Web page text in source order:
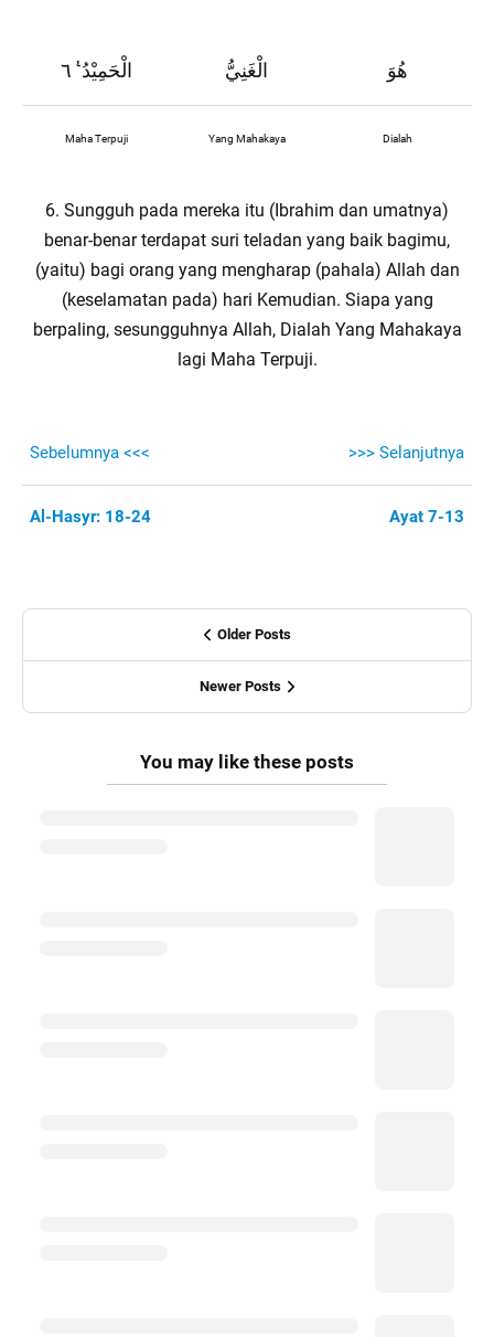
الْحَمِيْدُ ࣖ ٦ الْغَنِيُّ هُوَ
Maha Terpuji Yang Mahakaya Dialah
6. Sungguh pada mereka itu (Ibrahim dan umatnya)
benar-benar terdapat suri teladan yang baik bagimu,
(yaitu) bagi orang yang mengharap (pahala) Allah dan
(keselamatan pada) hari Kemudian. Siapa yang
berpaling, sesungguhnya Allah, Dialah Yang Mahakaya
lagi Maha Terpuji.
Sebelumnya <<< >>> Selanjutnya
Al-Hasyr: 18-24 Ayat 7-13
Older Posts
Newer Posts
You may like these posts